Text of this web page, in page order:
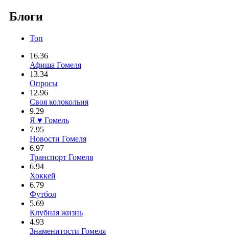
Блоги
Топ
16.36
Афиша Гомеля
13.34
Опросы
12.96
Своя колокольня
9.29
Я ♥ Гомель
7.95
Новости Гомеля
6.97
Транспорт Гомеля
6.94
Хоккей
6.79
Футбол
5.69
Клубная жизнь
4.93
Знаменитости Гомеля